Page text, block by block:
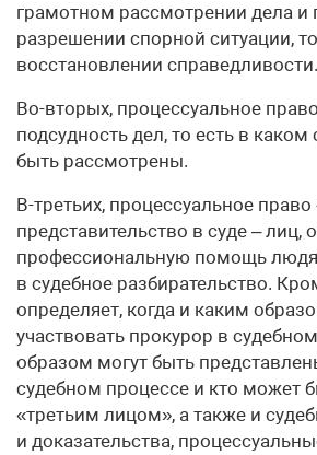
грамотном рассмотрении дела и
разрешении спорной ситуации,
восстановлении справедливости.
Во-вторых, процессуальное
подсудность дел, то есть в
быть рассмотрены.
В-третьих, процессуальное
представительство в суде –
профессиональную помощь
в судебное разбирательство.
определяет, когда и каким
участвовать прокурор в
образом могут быть
судебном процессе и кто может
«третьим лицом», а также и
и доказательства,